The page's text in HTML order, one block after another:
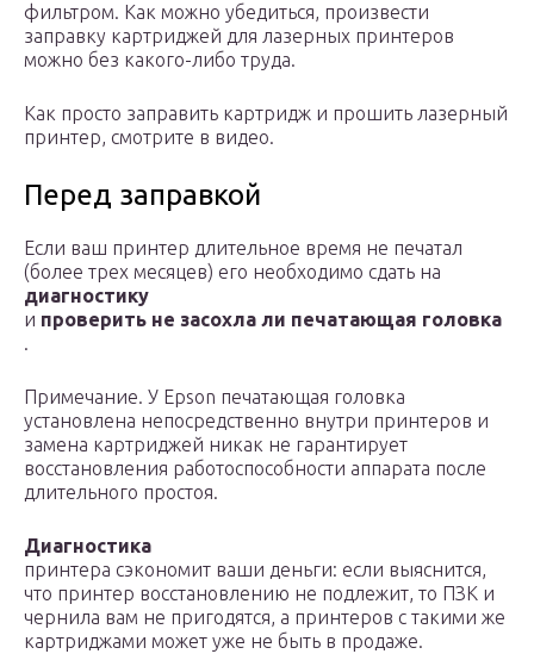
фильтром. Как можно убедиться, произвести
заправку картриджей для лазерных принтеров
можно без какого-либо труда.
Как просто заправить картридж и прошить лазерный
принтер, смотрите в видео.
Перед заправкой
Если ваш принтер длительное время не печатал
(более трех месяцев) его необходимо сдать на
диагностику
и проверить не засохла ли печатающая головка
.
Примечание. У Epson печатающая головка
установлена непосредственно внутри принтеров и
замена картриджей никак не гарантирует
восстановления работоспособности аппарата после
длительного простоя.
Диагностика
принтера сэкономит ваши деньги: если выяснится,
что принтер восстановлению не подлежит, то ПЗК и
чернила вам не пригодятся, а принтеров с такими же
картриджами может уже не быть в продаже.